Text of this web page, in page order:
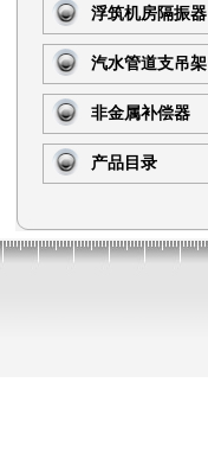
浮筑机房隔振器
汽水管道支吊架
非金属补偿器
产品目录